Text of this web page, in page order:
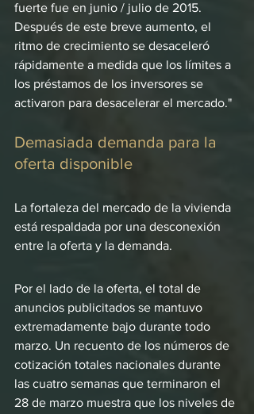
fuerte fue en junio / julio de 2015.
Después de este breve aumento, el
ritmo de crecimiento se desaceleró
rápidamente a medida que los límites a
los préstamos de los inversores se
activaron para desacelerar el mercado."
Demasiada demanda para la
oferta disponible
La fortaleza del mercado de la vivienda
está respaldada por una desconexión
entre la oferta y la demanda.
Por el lado de la oferta, el total de
anuncios publicitados se mantuvo
extremadamente bajo durante todo
marzo. Un recuento de los números de
cotización totales nacionales durante
las cuatro semanas que terminaron el
28 de marzo muestra que los niveles de